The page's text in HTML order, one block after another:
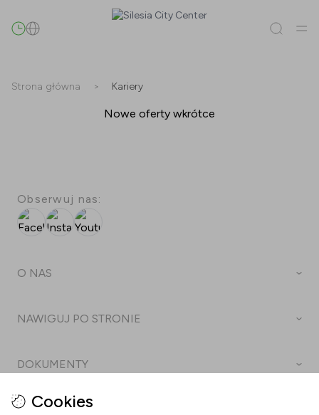
Najemcy(0 Promocje(0) Wydarzenia
Promocje
Wydarzenia
Strona główna > Kariery
Nowe oferty wkrótce
Cookies
Obserwuj nas:
FacebookInstagramYoutube
O NAS
Kontakt
NAWIGUJ PO STRONIE
Praca w Silesii
Parking
DOKUMENTY
Polityka prywatności